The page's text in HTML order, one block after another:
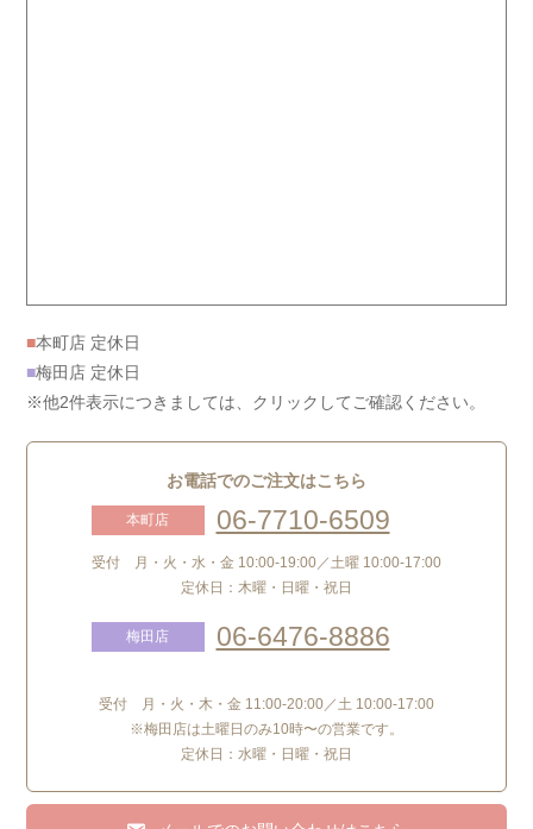
■本町店 定休日
■梅田店 定休日
※他2件表示につきましては、クリックしてご確認ください。
お電話でのご注文はこちら
本町店 06-7710-6509
受付 月・火・水・金 10:00-19:00／土曜 10:00-17:00
定休日：木曜・日曜・祝日
梅田店 06-6476-8886
受付 月・火・木・金 11:00-20:00／土 10:00-17:00
※梅田店は土曜日のみ10時〜の営業です。
定休日：水曜・日曜・祝日